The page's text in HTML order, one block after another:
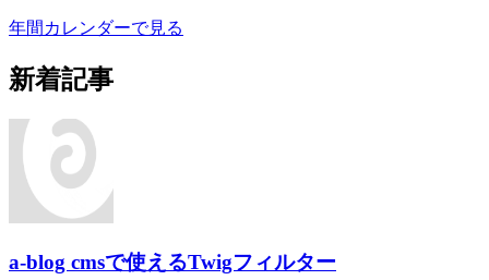
年間カレンダーで見る
新着記事
a-blog cmsで使えるTwigフィルター